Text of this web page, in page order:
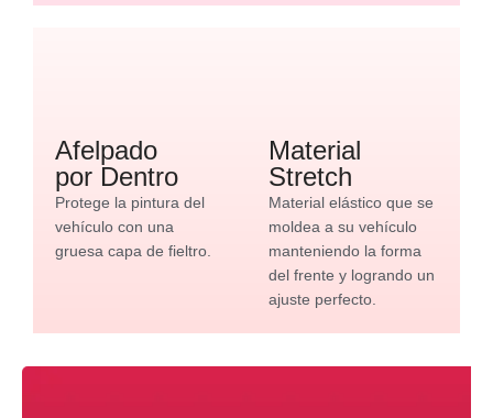
Afelpado
por Dentro
Protege la pintura del
vehículo con una
gruesa capa de fieltro.
Material
Stretch
Material elástico que se
moldea a su vehículo
manteniendo la forma
del frente y logrando un
ajuste perfecto.